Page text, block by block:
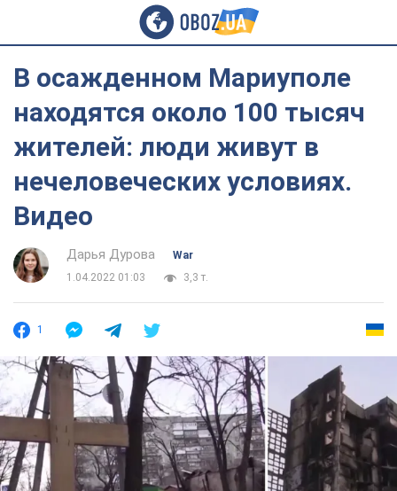
В осажденном Мариуполе
находятся около 100 тысяч
жителей: люди живут в
нечеловеческих условиях.
Видео
Дарья Дурова
War
1.04.2022 01:03
3,3 т.
1